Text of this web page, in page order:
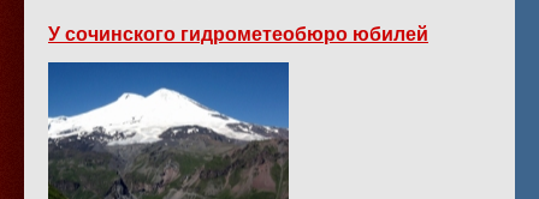
У сочинского гидрометеобюро юбилей